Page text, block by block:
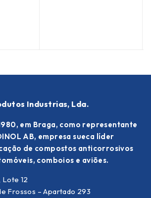
Industrias, Lda.
em Braga, como representante
AB, empresa sueca líder
de compostos anticorrosivos
comboios e aviões.
Lote 12
Frossos – Apartado 293